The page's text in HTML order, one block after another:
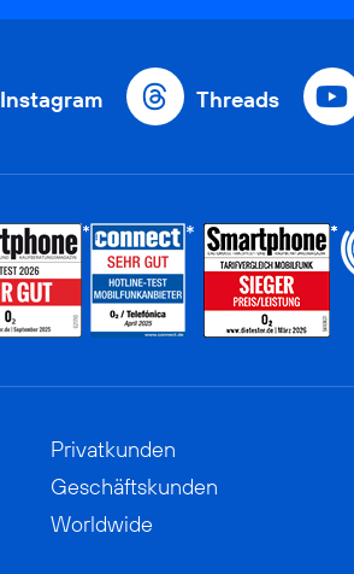
Instagram Threads
Privatkunden
Geschäftskunden
Worldwide